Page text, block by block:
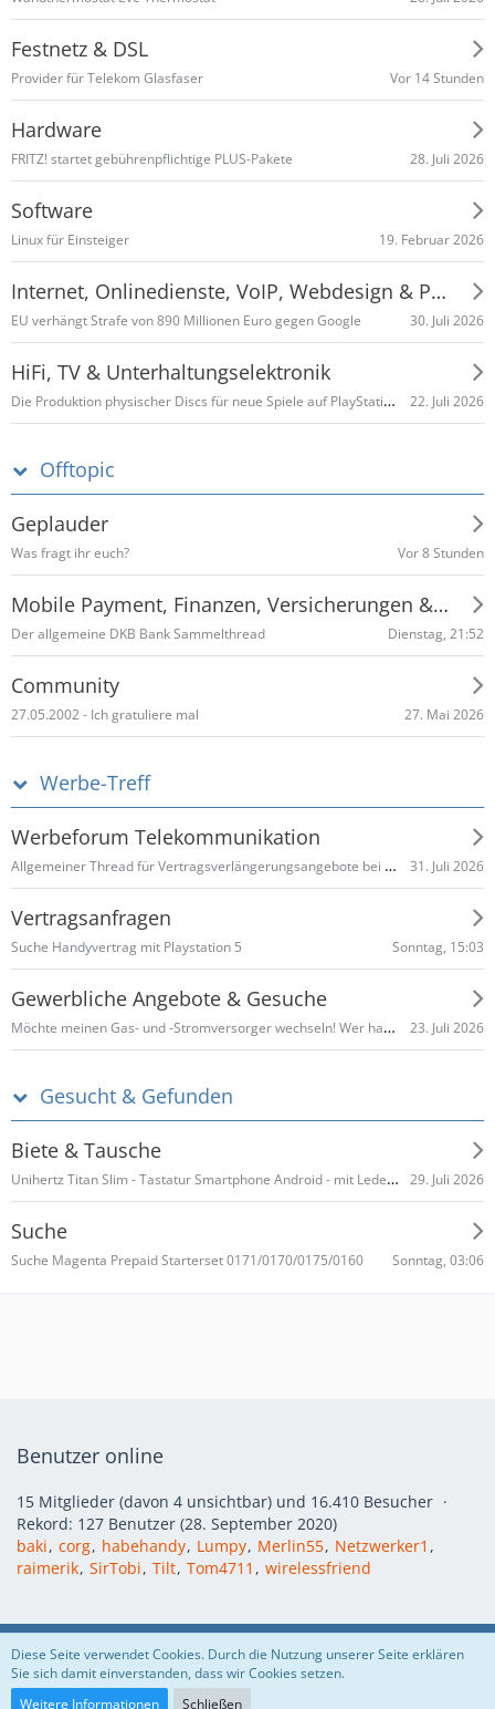
Festnetz & DSL
Provider für Telekom Glasfaser Vor 14 Stunden
Hardware
FRITZ! startet gebührenpflichtige PLUS-Pakete 28. Juli 2026
Software
Linux für Einsteiger 19. Februar 2026
Internet, Onlinedienste, VoIP, Webdesign & Programmieren
EU verhängt Strafe von 890 Millionen Euro gegen Google 30. Juli 2026
HiFi, TV & Unterhaltungselektronik
Die Produktion physischer Discs für neue Spiele auf PlayStation-Konsolen endet im Januar 2028 22. Juli 2026
Offtopic
Geplauder
Was fragt ihr euch? Vor 8 Stunden
Mobile Payment, Finanzen, Versicherungen & Co
Der allgemeine DKB Bank Sammelthread Dienstag, 21:52
Community
27.05.2002 - Ich gratuliere mal 27. Mai 2026
Werbe-Treff
Werbeforum Telekommunikation
Allgemeiner Thread für Vertragsverlängerungsangebote bei Telefónica o2 31. Juli 2026
Vertragsanfragen
Suche Handyvertrag mit Playstation 5 Sonntag, 15:03
Gewerbliche Angebote & Gesuche
Möchte meinen Gas- und -Stromversorger wechseln! Wer hat gute Angebote und Provision 23. Juli 2026
Gesucht & Gefunden
Biete & Tausche
Unihertz Titan Slim - Tastatur Smartphone Android - mit Lederholster 29. Juli 2026
Suche
Suche Magenta Prepaid Starterset 0171/0170/0175/0160 Sonntag, 03:06
Benutzer online
15 Mitglieder (davon 4 unsichtbar) und 16.410 Besucher
Rekord: 127 Benutzer (28. September 2020)
baki corg habehandy Lumpy Merlin55 Netzwerker1
raimerik SirTobi Tilt Tom4711 wirelessfriend
Regeln Datenschutzerklärung Impressum
Community-Software:
Diese Seite verwendet Cookies. Durch die Nutzung unserer Seite erklären
Sie sich damit einverstanden, dass wir Cookies setzen.
Weitere Informationen
Schließen